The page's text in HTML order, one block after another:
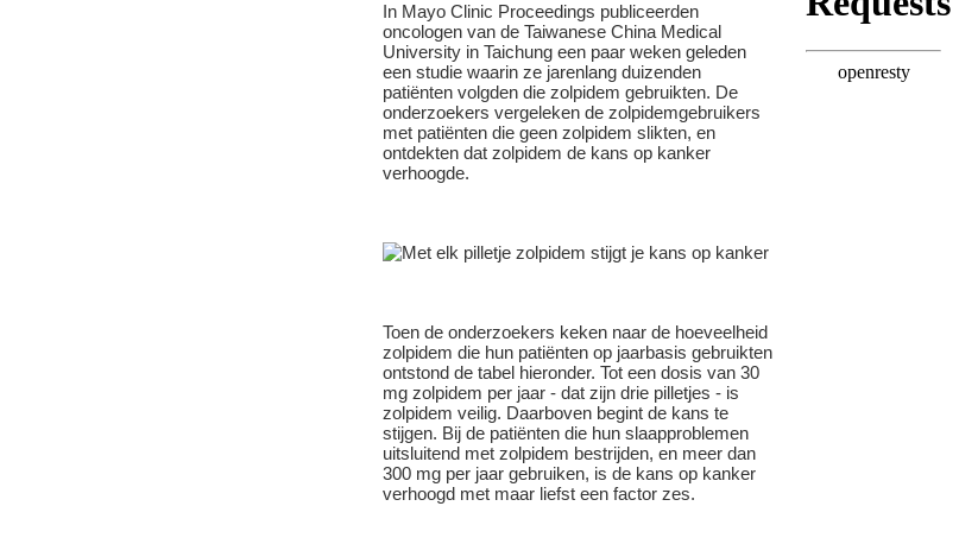
In Mayo Clinic Proceedings publiceerden
oncologen van de Taiwanese China Medical
University in Taichung een paar weken geleden
een studie waarin ze jarenlang duizenden
patiënten volgden die zolpidem gebruikten. De
onderzoekers vergeleken de zolpidemgebruikers
met patiënten die geen zolpidem slikten, en
ontdekten dat zolpidem de kans op kanker
verhoogde.
Toen de onderzoekers keken naar de hoeveelheid
zolpidem die hun patiënten op jaarbasis gebruikten
ontstond de tabel hieronder. Tot een dosis van 30
mg zolpidem per jaar - dat zijn drie pilletjes - is
zolpidem veilig. Daarboven begint de kans te
stijgen. Bij de patiënten die hun slaapproblemen
uitsluitend met zolpidem bestrijden, en meer dan
300 mg per jaar gebruiken, is de kans op kanker
verhoogd met maar liefst een factor zes.